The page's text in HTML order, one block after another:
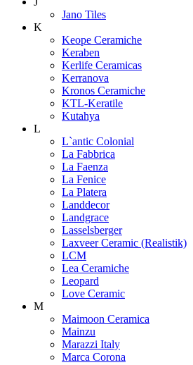
Jano Tiles
K
Keope Ceramiche
Keraben
Kerlife Ceramicas
Kerranova
Kronos Ceramiche
KTL-Keratile
Kutahya
L
L`antic Colonial
La Fabbrica
La Faenza
La Fenice
La Platera
Landdecor
Landgrace
Lasselsberger
Laxveer Ceramic (Realistik)
LCM
Lea Ceramiche
Leopard
Love Ceramic
M
Maimoon Ceramica
Mainzu
Marazzi Italy
Marca Corona